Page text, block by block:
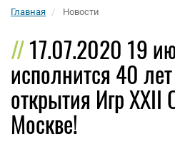
Главная Новости
17.07.2020 19
исполнится 40
открытия Игр
Москве!